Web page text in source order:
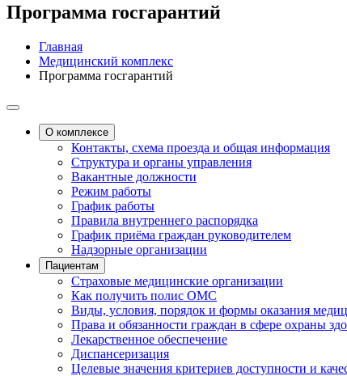
Программа госгарантий
Главная
Медицинский комплекс
Программа госгарантий
О комплексе
Контакты, схема проезда и общая информация
Структура и органы управления
Вакантные должности
Режим работы
График работы
Правила внутреннего распорядка
График приёма граждан руководителем
Надзорные организации
Пациентам
Страховые медицинские организации
Как получить полис ОМС
Виды, условия, порядок и формы оказания
Права и обязанности граждан в сфере охраны
Лекарственное обеспечение
Диспансеризация
Целевые значения критериев доступности и